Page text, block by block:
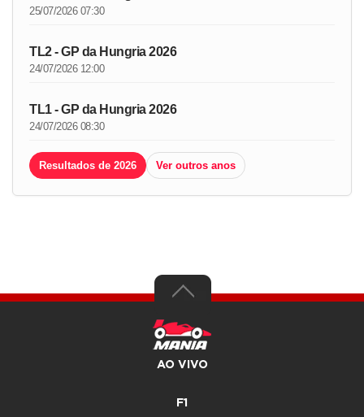
25/07/2026 07:30
TL2 - GP da Hungria 2026
24/07/2026 12:00
TL1 - GP da Hungria 2026
24/07/2026 08:30
Resultados de 2026 Ver outros anos
AO VIVO
F1